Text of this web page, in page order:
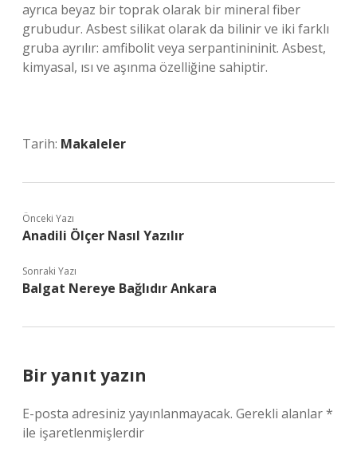
ayrıca beyaz bir toprak olarak bir mineral fiber
grubudur. Asbest silikat olarak da bilinir ve iki farklı
gruba ayrılır: amfibolit veya serpantinininit. Asbest,
kimyasal, ısı ve aşınma özelliğine sahiptir.
Tarih: Makaleler
Önceki Yazı
Anadili Ölçer Nasıl Yazılır
Sonraki Yazı
Balgat Nereye Bağlıdır Ankara
Bir yanıt yazın
E-posta adresiniz yayınlanmayacak. Gerekli alanlar*
ile işaretlenmişlerdir